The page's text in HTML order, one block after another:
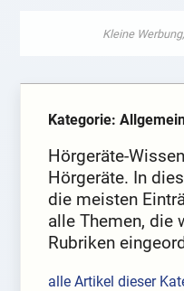
Kategorie:
Hörgeräte-
Hörgeräte. In
die meisten
alle Themen, die
Rubriken
alle Artikel dieser